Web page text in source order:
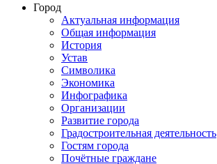
Город
Актуальная информация
Общая информация
История
Устав
Символика
Экономика
Инфографика
Организации
Развитие города
Градостроительная деятельность
Гостям города
Почётные граждане